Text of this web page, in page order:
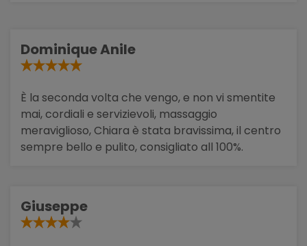
Dominique Anile
È la seconda volta che vengo, e non vi smentite
mai, cordiali e servizievoli, massaggio
meraviglioso, Chiara è stata bravissima, il centro
sempre bello e pulito, consigliato all 100%.
Giuseppe